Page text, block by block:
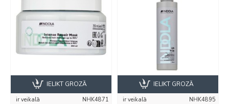
ir veikalā
NHK4871
IELIKT GROZĀ
ir veikalā
NHK4895
IELIKT GROZĀ